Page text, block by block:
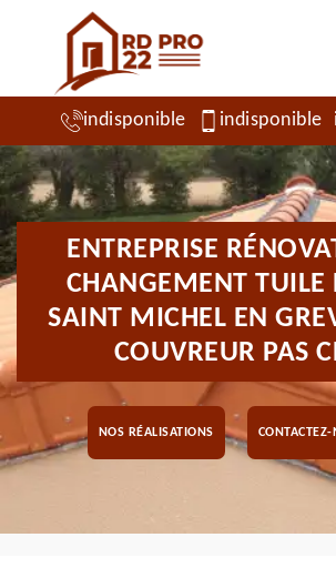
indisponible indisponible
ENTREPRISE
CHANGEMENT TUILE
SAINT MICHEL EN
COUVREUR PAS
NOS RÉALISATIONS